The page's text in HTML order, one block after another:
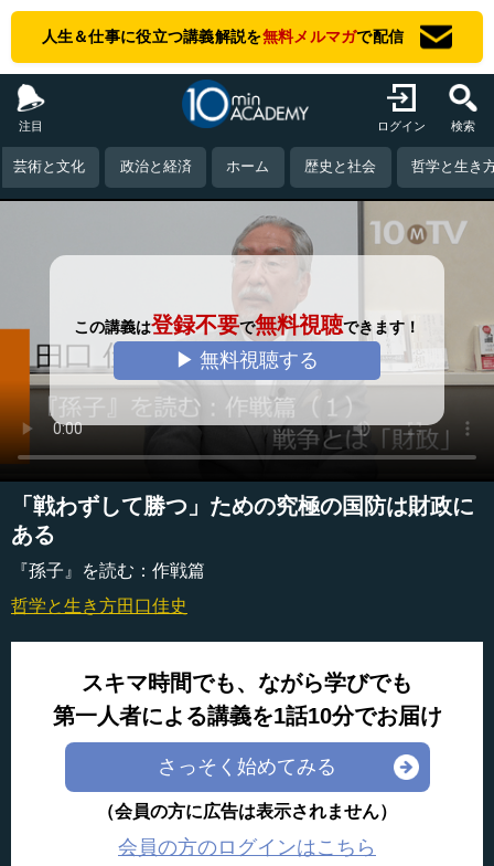
人生＆仕事に役立つ講義解説を無料メルマガで配信
注目 ログイン 検索
芸術と文化 政治と経済 ホーム 歴史と社会 哲学と生き
この講義は登録不要で無料視聴できます！
▶ 無料視聴する
「戦わずして勝つ」ための究極の国防は財政に
ある
『孫子』を読む：作戦篇
哲学と生き方田口佳史
スキマ時間でも、ながら学びでも
第一人者による講義を1話10分でお届け
さっそく始めてみる
（会員の方に広告は表示されません）
会員の方のログインはこちら